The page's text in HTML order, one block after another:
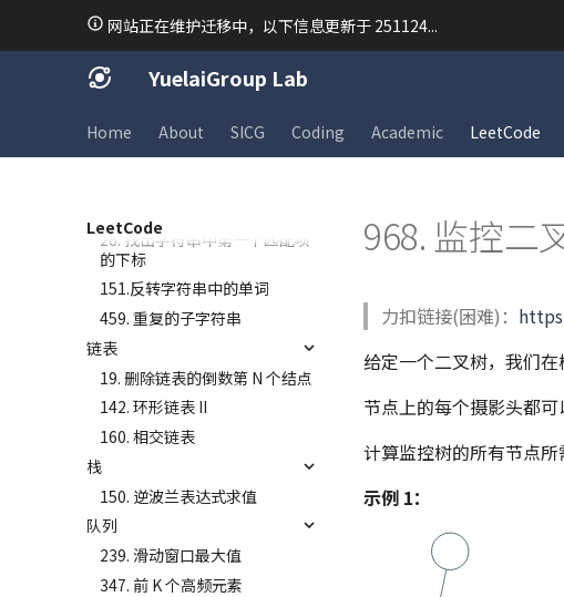
网站正在维护迁移中，以下信息更新于 251124...
YuelaiGroup Lab
Home About SICG Coding Academic LeetCode
LeetCode
283. 移动零
844. 比较含退格的字符串
977. 有序数组的平方
28. 找出字符串中第一个匹配项
的下标
151.反转字符串中的单词
459. 重复的子字符串
链表
19. 删除链表的倒数第 N 个结点
142. 环形链表 II
160. 相交链表
栈
150. 逆波兰表达式求值
队列
239. 滑动窗口最大值
347. 前 K 个高频元素
968. 监控二
力扣链接(困难)：
给定一个二叉树，我们在
节点上的每个摄影头都可
计算监控树的所有节点所
示例 1：